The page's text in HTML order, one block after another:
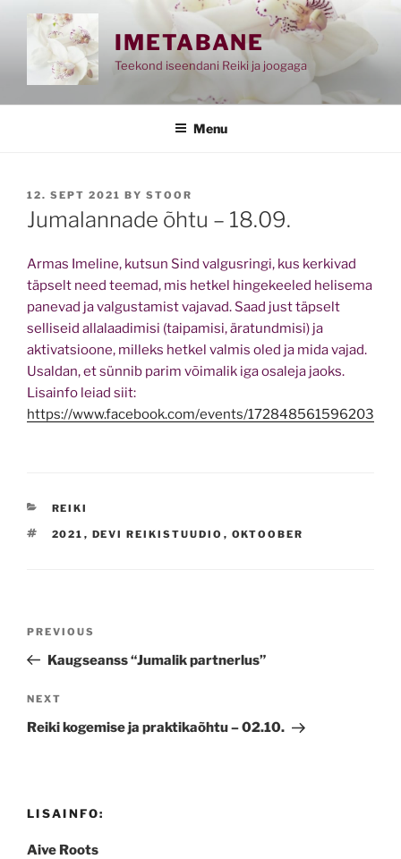
IMETABANE
Teekond iseendani Reiki ja joogaga
Menu
POSTED
ON
12. SEPT 2021 BY STOOR
Jumalannade õhtu – 18.09.
Armas Imeline, kutsun Sind valgusringi, kus kerkivad
täpselt need teemad, mis hetkel hingekeeled helisema
panevad ja valgustamist vajavad. Saad just täpselt
selliseid allalaadimisi (taipamisi, äratundmisi) ja
aktivatsioone, milleks hetkel valmis oled ja mida vajad.
Usaldan, et sünnib parim võimalik iga osaleja jaoks.
Lisainfo leiad siit:
https://www.facebook.com/events/172848561596203
CATEGORIES
REIKI
TAGS
2021 , DEVI REIKISTUUDIO , OKTOOBER
Previous
Post
PREVIOUS
Kaugseanss “Jumalik partnerlus”
Next
Post
NEXT
Reiki kogemise ja praktikaõhtu – 02.10.
LISAINFO:
Aive Roots